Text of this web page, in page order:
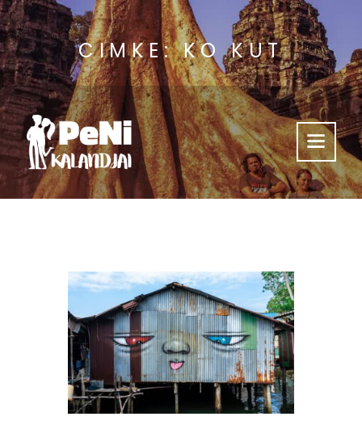
CIMKE: KO KUT
Támogass Minket
Kalandjaink
Videók
Hasznos